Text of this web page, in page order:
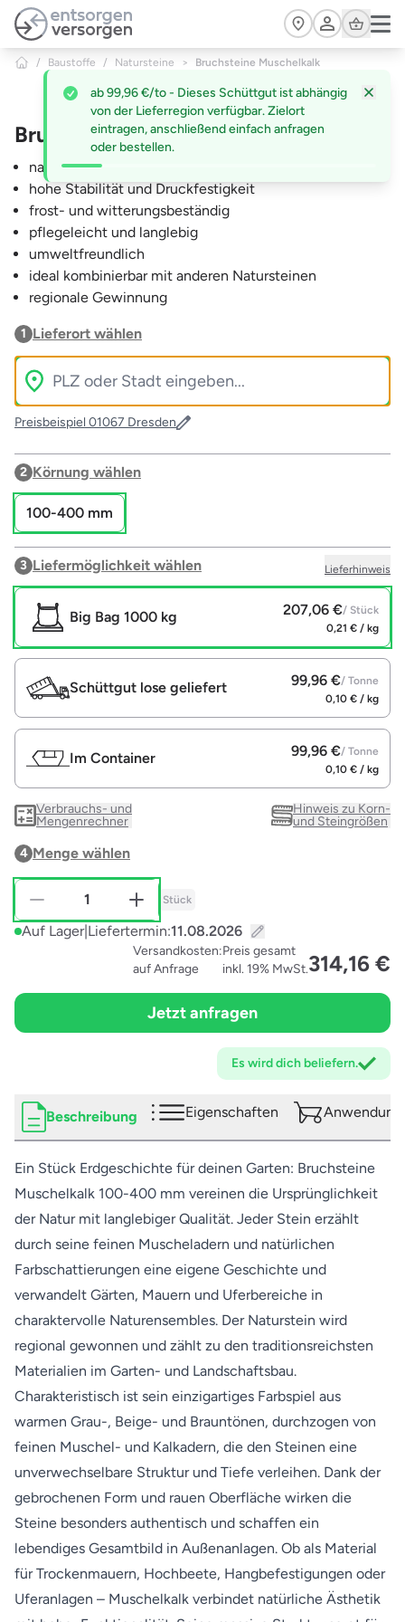
Zum Hauptinhalt springen
Cart
ab 99,96 €/to - Dieses Schüttgut ist abhängig
von der Lieferregion verfügbar. Zielort
eintragen, anschließend einfach anfragen
oder bestellen.
/ Baustoffe / Natursteine > Bruchsteine Muschelkalk
Bruchsteine Muschelkalk
natürliche, zeitlose Optik
hohe Stabilität und Druckfestigkeit
frost- und witterungsbeständig
pflegeleicht und langlebig
umweltfreundlich
ideal kombinierbar mit anderen Natursteinen
regionale Gewinnung
1 Lieferort wählen
Preisbeispiel 01067 Dresden
2 Körnung wählen
100-400 mm
3 Liefermöglichkeit wählen Lieferhinweis
Big Bag 1000 kg 207,06 €/ Stück
0,21 € / kg
Schüttgut lose geliefert 99,96 €/ Tonne
0,10 € / kg
Im Container 99,96 €/ Tonne
0,10 € / kg
Verbrauchs- und
Mengenrechner
Hinweis zu Korn-
und Steingrößen
4 Menge wählen
Stück
Auf Lager|Liefertermin:
Versandkosten:
auf Anfrage
Preis gesamt
inkl. 19% MwSt.314,16 €
Jetzt anfragen
Es wird dichbeliefern.
Beschreibung Eigenschaften
Ein Stück Erdgeschichte für deinen Garten: Bruchsteine
Muschelkalk 100-400 mm vereinen die Ursprünglichkeit
der Natur mit langlebiger Qualität. Jeder Stein erzählt
durch seine feinen Muscheladern und natürlichen
Farbschattierungen eine eigene Geschichte und
verwandelt Gärten, Mauern und Uferbereiche in
charaktervolle Naturensembles. Der Naturstein wird
regional gewonnen und zählt zu den traditionsreichsten
Materialien im Garten- und Landschaftsbau.
Charakteristisch ist sein einzigartiges Farbspiel aus
warmen Grau-, Beige- und Brauntönen, durchzogen von
feinen Muschel- und Kalkadern, die den Steinen eine
unverwechselbare Struktur und Tiefe verleihen. Dank der
gebrochenen Form und rauen Oberfläche wirken die
Steine besonders authentisch und schaffen ein
lebendiges Gesamtbild in Außenanlagen. Ob als Material
für Trockenmauern, Hochbeete, Hangbefestigungen oder
Uferanlagen – Muschelkalk verbindet natürliche Ästhetik